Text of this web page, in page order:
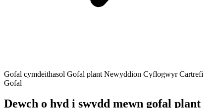
Gofal cymdeithasol Gofal plant Newyddion Cyflogwyr Cartrefi
Gofal
Dewch o hyd i swydd mewn gofal plant